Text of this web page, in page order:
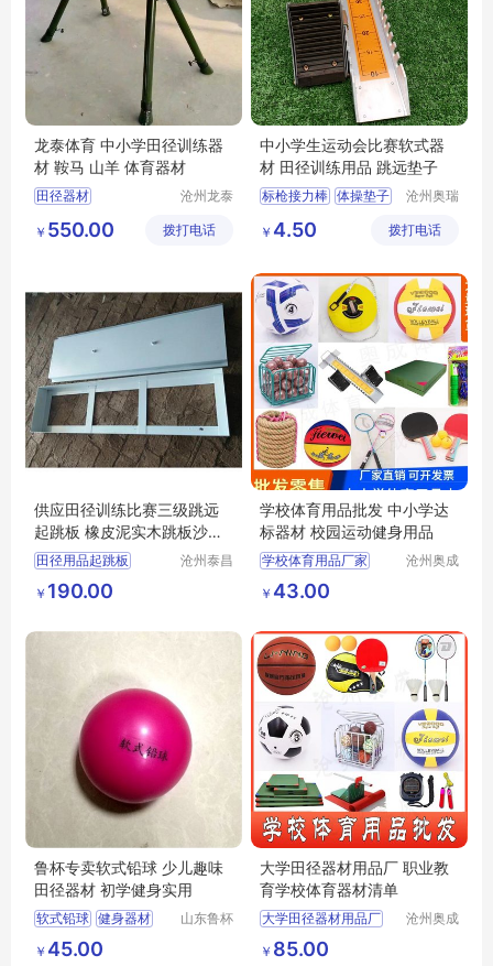
龙泰体育 中小学田径训练器
材 鞍马 山羊 体育器材
田径器材
山羊 体育器材
沧州龙泰
有限公司
￥ 550.00 拨打电话
中小学生运动会比赛软式器
材 田径训练用品 跳远垫子
标枪接力棒 体操垫子
铅球跳高架
沧州奥瑞
制造有限
￥ 4.50 拨打电话
供应田径训练比赛三级跳远
起跳板 橡皮泥实木跳板沙坑
助跳板
田径用品起跳板
起跳板配套盒子
三级跳远橡皮泥起跳板
沧州泰昌
￥ 190.00
学校体育用品批发 中小学达
标器材 校园运动健身用品
学校体育用品厂家
中小学达标器材
校园运动健身用品
沧州奥成
￥ 43.00
鲁杯专卖软式铅球 少儿趣味
田径器材 初学健身实用
软式铅球 健身器材
田径器材
山东鲁杯
￥ 45.00
大学田径器材用品厂 职业教
育学校体育器材清单
大学田径器材用品厂
沧州奥成
￥ 85.00